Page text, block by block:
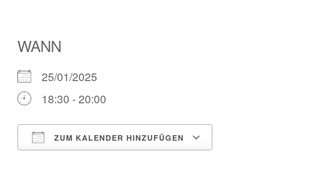
WANN
25/01/2025
18:30 - 20:00
ZUM KALENDER HINZUFÜGEN